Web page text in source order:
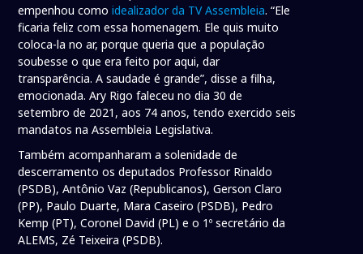
empenhou comoidealizador da TV Assembleia. “Ele
ficaria feliz com essa homenagem. Ele quis muito
coloca-la no ar, porque queria que a população
soubesse o que era feito por aqui, dar
transparência. A saudade é grande”, disse a filha,
emocionada. Ary Rigo faleceu no dia 30 de
setembro de 2021, aos 74 anos, tendo exercido seis
mandatos na Assembleia Legislativa.
Também acompanharam a solenidade de
descerramento os deputados Professor Rinaldo
(PSDB), Antônio Vaz (Republicanos), Gerson Claro
(PP), Paulo Duarte, Mara Caseiro (PSDB), Pedro
Kemp (PT), Coronel David (PL) e o 1º secretário da
ALEMS, Zé Teixeira (PSDB).